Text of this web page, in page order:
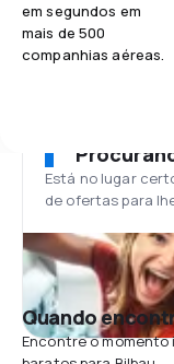
em segundos em
mais de 500
companhias aéreas.
Está no lugar
de ofertas para
Quando
Encontre o